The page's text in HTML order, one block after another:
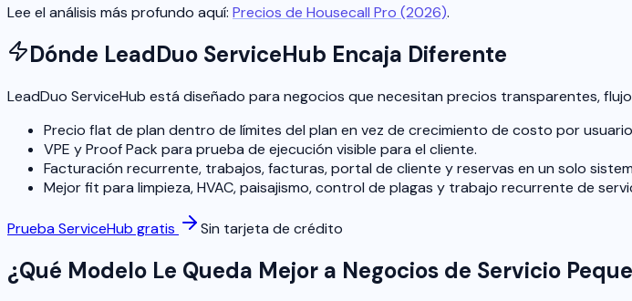
Lee el análisis más profundo aquí: Precios de Housecall Pro (2026).
Dónde LeadDuo ServiceHub Encaja Diferente
LeadDuo ServiceHub está diseñado para negocios que necesitan precios transparentes,
Precio flat de plan dentro de límites del plan en vez de crecimiento de costo por
VPE y Proof Pack para prueba de ejecución visible para el cliente.
Facturación recurrente, trabajos, facturas, portal de cliente y reservas en un solo
Mejor fit para limpieza, HVAC, paisajismo, control de plagas y trabajo recurrente de
Prueba ServiceHub gratis Sin tarjeta de crédito
¿Qué Modelo Le Queda Mejor a Negocios de Servicio